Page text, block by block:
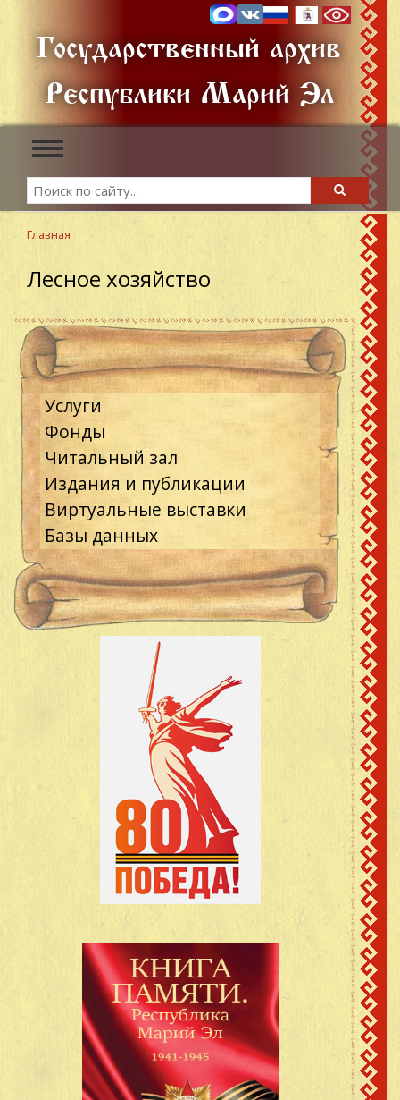
основному
содержанию
Государственный архив
Республики Марий Эл
Toggle
navigation
Search
Search
Главная
Лесное хозяйство
Услуги
Фонды
Читальный зал
Издания и публикации
Виртуальные выставки
Базы данных